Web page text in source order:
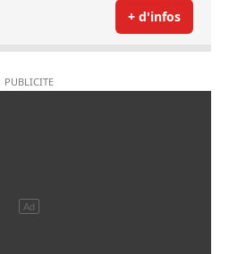
+ d'infos